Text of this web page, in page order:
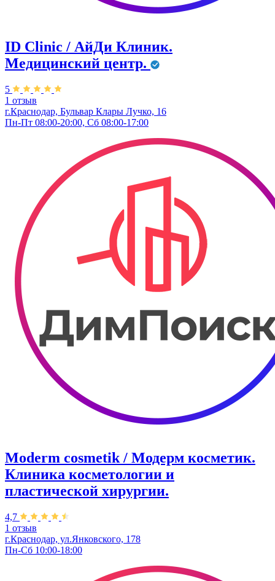
ID Clinic / АйДи Клиник.
Медицинский центр.
5
1 отзыв
г.Краснодар, Бульвар ​Клары Лучко, 16
Пн-Пт 08:00-20:00, Сб 08:00-17:00
Moderm cosmetik / Модерм косметик.
Клиника косметологии и
пластической хирургии.
4,7
1 отзыв
г.Краснодар, ул.Янковского, 178
Пн-Сб 10:00-18:00